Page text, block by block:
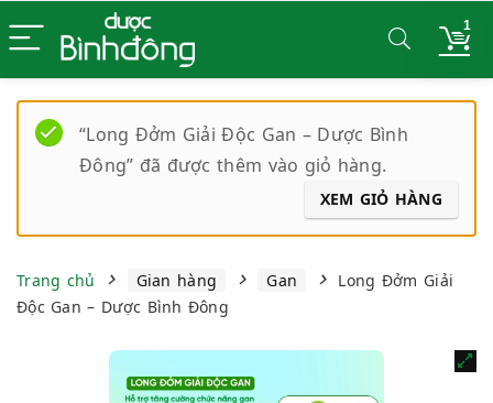
1
“Long Đởm Giải Độc Gan – Dược Bình
Đông” đã được thêm vào giỏ hàng.
XEM GIỎ HÀNG
Trang chủ Gian hàng Gan
Long Đởm Giải
Độc Gan – Dược Bình Đông